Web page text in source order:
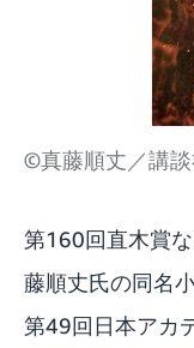
©真藤順丈／講
第160回直木賞
藤順丈氏の同名
第49回日本アカ